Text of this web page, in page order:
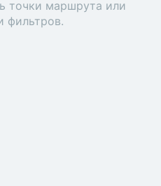
точки маршрута или
фильтров.